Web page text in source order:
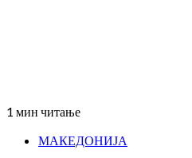
1 мин читање
МАКЕДОНИЈА